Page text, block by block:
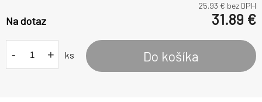
25.93 € bez DPH
Na dotaz 31.89 €
- + ks Do košíka